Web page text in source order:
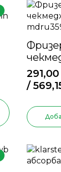
Midea
291,00
/